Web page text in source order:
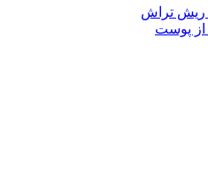
ریش تراش
از پوست